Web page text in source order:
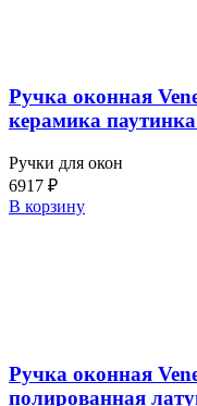
Ручка оконная
керамика
Ручки для окон
6917 ₽
В корзину
Ручка оконная
полированная